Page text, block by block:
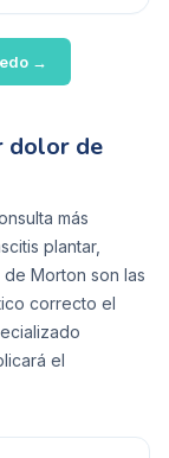
→
dolor de
más
plantar,
Morton son las
correcto el
el